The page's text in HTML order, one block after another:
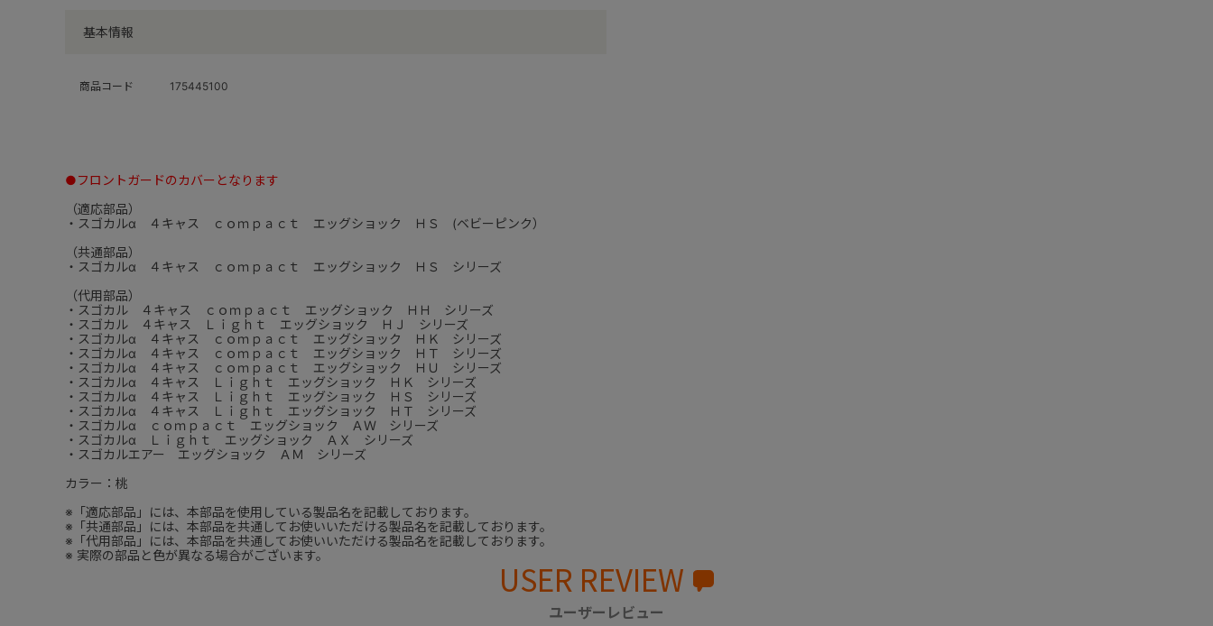
基本情報
商品コード 175445100
●フロントガードのカバーとなります
（適応部品）
・スゴカルα ４キャス ｃｏｍｐａｃｔ エッグショック ＨＳ (ベビーピンク）
（共通部品）
・スゴカルα ４キャス ｃｏｍｐａｃｔ エッグショック ＨＳ シリーズ
（代用部品）
・スゴカル ４キャス ｃｏｍｐａｃｔ エッグショック ＨＨ シリーズ
・スゴカル ４キャス Ｌｉｇｈｔ エッグショック ＨＪ シリーズ
・スゴカルα ４キャス ｃｏｍｐａｃｔ エッグショック ＨＫ シリーズ
・スゴカルα ４キャス ｃｏｍｐａｃｔ エッグショック ＨＴ シリーズ
・スゴカルα ４キャス ｃｏｍｐａｃｔ エッグショック ＨＵ シリーズ
・スゴカルα ４キャス Ｌｉｇｈｔ エッグショック ＨＫ シリーズ
・スゴカルα ４キャス Ｌｉｇｈｔ エッグショック ＨＳ シリーズ
・スゴカルα ４キャス Ｌｉｇｈｔ エッグショック ＨＴ シリーズ
・スゴカルα ｃｏｍｐａｃｔ エッグショック ＡＷ シリーズ
・スゴカルα Ｌｉｇｈｔ エッグショック ＡＸ シリーズ
・スゴカルエアー エッグショック ＡＭ シリーズ
カラー：桃
※「適応部品」には、本部品を使用している製品名を記載しております。
※「共通部品」には、本部品を共通してお使いいただける製品名を記載しております。
※「代用部品」には、本部品を共通してお使いいただける製品名を記載しております。
※ 実際の部品と色が異なる場合がございます。
USER REVIEW
ユーザーレビュー